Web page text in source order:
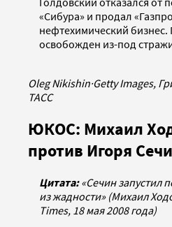
«Сибура» и продал
нефтехимический бизнес.
освобожден из-под
Oleg Nikishin·Getty Images,
ТАСС
ЮКОС: Михаил
против Игоря
Цитата:«Сечин запустил
из жадности» (Михаил
Times, 18 мая 2008 года)